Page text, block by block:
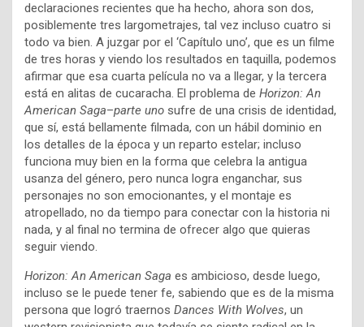
declaraciones recientes que ha hecho, ahora son dos,
posiblemente tres largometrajes, tal vez incluso cuatro si
todo va bien. A juzgar por el ‘Capítulo uno’, que es un filme
de tres horas y viendo los resultados en taquilla, podemos
afirmar que esa cuarta película no va a llegar, y la tercera
está en alitas de cucaracha. El problema de Horizon: An
American Saga–parte uno sufre de una crisis de identidad,
que sí, está bellamente filmada, con un hábil dominio en
los detalles de la época y un reparto estelar; incluso
funciona muy bien en la forma que celebra la antigua
usanza del género, pero nunca logra enganchar, sus
personajes no son emocionantes, y el montaje es
atropellado, no da tiempo para conectar con la historia ni
nada, y al final no termina de ofrecer algo que quieras
seguir viendo.
Horizon: An American Saga es ambicioso, desde luego,
incluso se le puede tener fe, sabiendo que es de la misma
persona que logró traernos Dances With Wolves, un